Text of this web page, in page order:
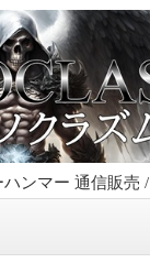
ンマー 通信販売